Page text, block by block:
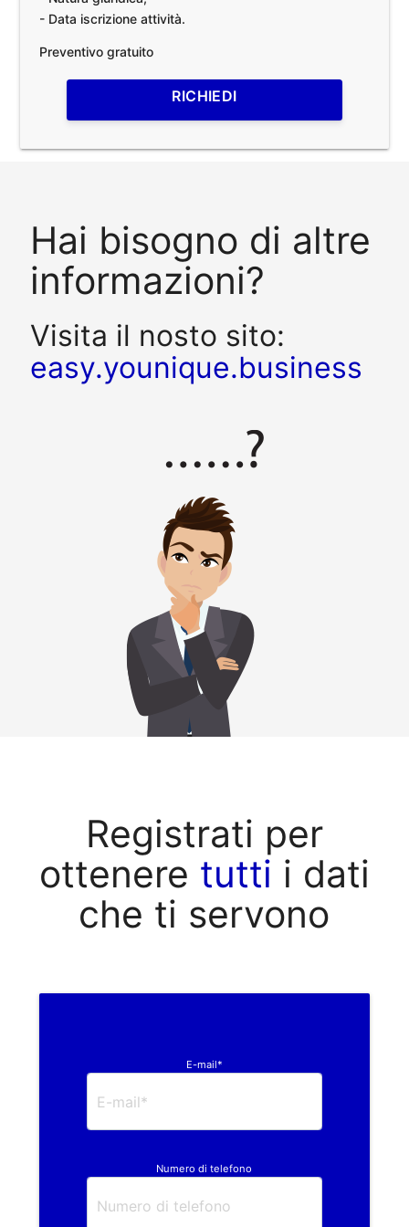
- Data iscrizione attività.
Preventivo gratuito
RICHIEDI
Hai bisogno di altre
informazioni?
Visita il nosto sito:
easy.younique.business
Registrati per
ottenere tutti i dati
che ti servono
E-mail*
Numero di telefono